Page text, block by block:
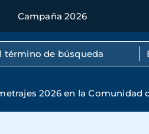
Campaña 2026
por texto completo
2026 en la Comunidad